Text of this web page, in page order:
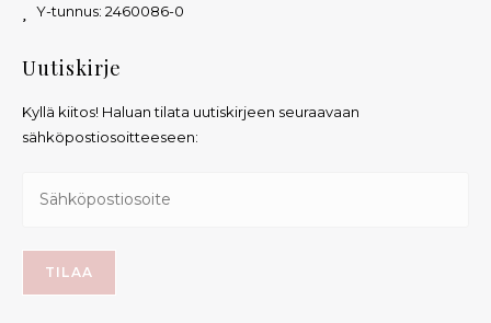
Y-tunnus: 2460086-0
Uutiskirje
Kyllä kiitos! Haluan tilata uutiskirjeen seuraavaan
sähköpostiosoitteeseen: